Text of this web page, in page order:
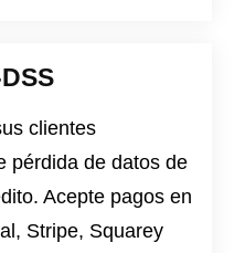
clientes
pérdida de datos de
Acepte pagos en
Stripe, Squarey